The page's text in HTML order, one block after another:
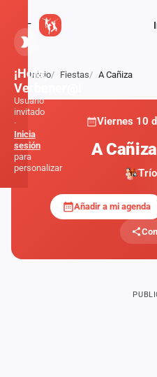
Atrás
Inicio Fiestas A Cañiza
Viernes 10
A Cañiza
Añadir a mi agenda
¡Hola,
Verbener@!
Usuario
invitado
·
Inicia
sesión
para
personalizar